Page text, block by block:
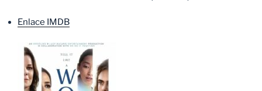
Enlace IMDB